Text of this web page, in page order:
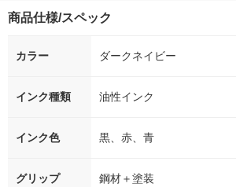
商品仕様/スペック
カラー ダークネイビー
インク種類 油性インク
インク色 黒、赤、青
グリップ 鋼材＋塗装